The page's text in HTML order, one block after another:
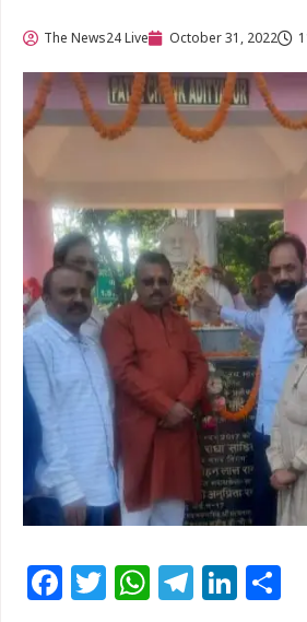
The News24 Live October 31, 2022
Facebook
Twitter
WhatsApp